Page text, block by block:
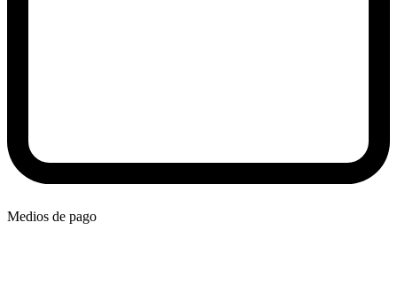
Medios de pago